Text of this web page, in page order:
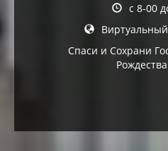
с 8-00
Спаси и Сохрани